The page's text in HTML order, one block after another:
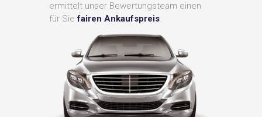
ermittelt unser Bewertungsteam einen
für Siefairen Ankaufspreis.